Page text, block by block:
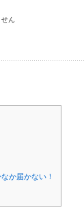
ん
か届かない！